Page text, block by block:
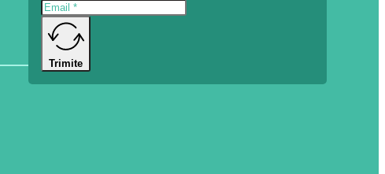
Trimite